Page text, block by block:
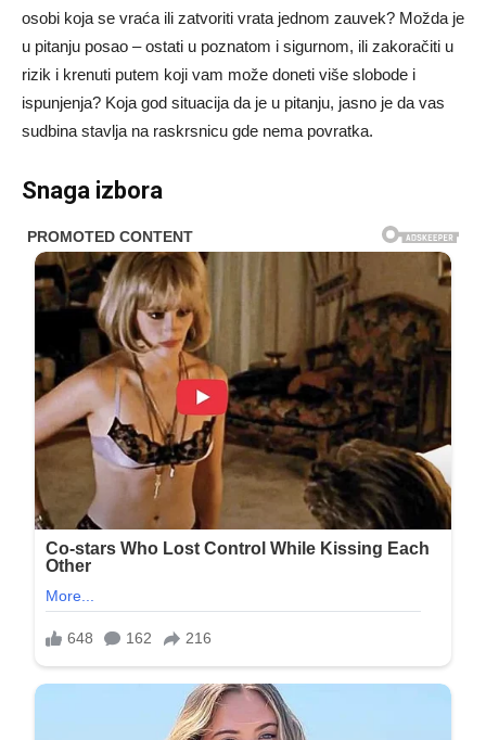
osobi koja se vraća ili zatvoriti vrata jednom zauvek? Možda je
u pitanju posao – ostati u poznatom i sigurnom, ili zakoračiti u
rizik i krenuti putem koji vam može doneti više slobode i
ispunjenja? Koja god situacija da je u pitanju, jasno je da vas
sudbina stavlja na raskrsnicu gde nema povratka.
Snaga izbora